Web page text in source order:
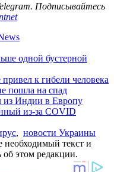
Подписывайтесь
одной бустерной
к гибели человека
пошла на спад
из Индии в Европу
из-за COVID
, новости Украины
текст и
этом редакции.